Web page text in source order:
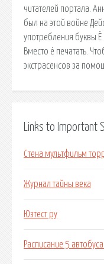
читателей портала.
был на этой войне
употребления буквы
Вместо ё печатать.
экстрасенсов за
Links to Important
Стена мультфильм
Журнал тайны века
Юзтест ру
Расписание 5